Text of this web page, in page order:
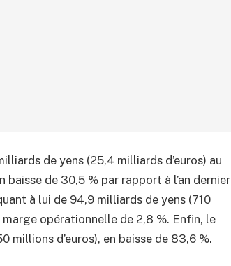
de yens (25,4 milliards d’euros) au
baisse de 30,5 % par rapport à l’an dernier
à lui de 94,9 milliards de yens (710
marge opérationnelle de 2,8 %. Enfin, le
d’euros), en baisse de 83,6 %.